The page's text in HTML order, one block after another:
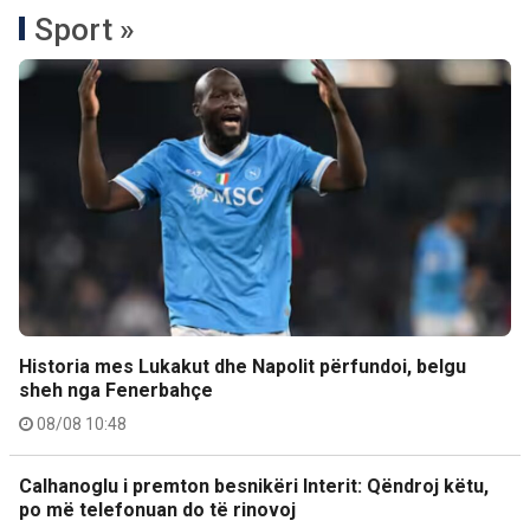
Sport »
Historia mes Lukakut dhe Napolit përfundoi, belgu
sheh nga Fenerbahçe
08/08 10:48
Calhanoglu i premton besnikëri Interit: Qëndroj këtu,
po më telefonuan do të rinovoj